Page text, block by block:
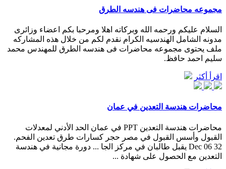
مجموعه محاضرات فى هندسه الطرق
السلام عليكم ورحمه الله وبركاته اهلا ومرحبا بكم اعضاء وزائرى
مدونه الشامل الهندسيه الكرام نقدم لكم من خلال هذه المشاركه
ملف يحتوى مجموعه محاضرات فى هندسه الطرق للمهندس محمد
سليم احمد حافظ.
اقرأ أكثر
محاضرات هندسة التعدين في عمان
محاضرات هندسة التعدين PPT في عمان الحد الأدني لمعدلات
القبول وأسس القبول في مصر حجر كسارات طرق تعدين الفحم.
Dec 06 32 يقبل طالبان في مركز الجا ... دورة مجانية في هندسة
التعدين مع الحصول على شهادة ...